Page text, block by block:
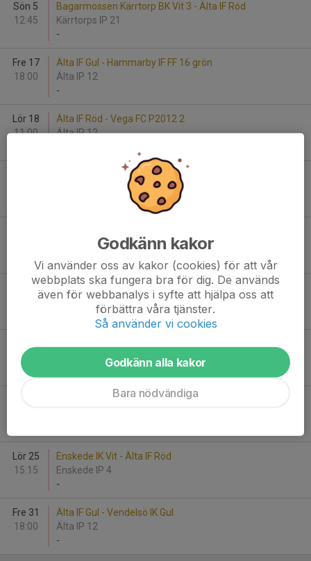
Sön 5
12:45
Bagarmossen Kärrtorp BK Vit 3 - Älta IF Röd
Kärrtorps IP 21
-
Fre 17
18:00
Älta IF Gul - Hammarby IF FF 16 grön
Älta IP 12
-
Lör 18
11:00
Älta IF Röd - Vega FC P2012 2
Älta IP 12
Årsta FF 2 - Älta IF Svart
Årstagårdens BP 12
Kärrtorps IP 21
Fre 24
Älta IF Vit - Järla IF FK Orange
Älta IP 12
18:45
Ösmo GIF FK svart - Älta IF Gul
Lör 25
15:15
Enskede IK Vit - Älta IF Röd
Enskede IP 4
-
Fre 31
18:00
Älta IF Gul - Vendelsö IK Gul
Älta IP 12
-
Godkänn kakor
Vi använder oss av kakor (cookies) för att vår
webbplats ska fungera bra för dig. De används
även för webbanalys i syfte att hjälpa oss att
förbättra våra tjänster.
Så använder vi cookies
Godkänn alla kakor
Bara nödvändiga